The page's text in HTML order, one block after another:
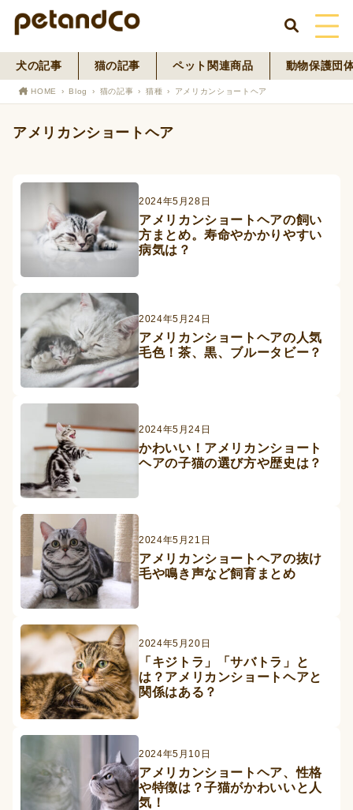
HOME
About Us
Blog
ペットフード事業
犬の記事 猫の記事 ペット関連商品 動物保護団
HOME Blog 猫の記事 猫種 アメリカンショートヘア
アメリカンショートヘア
2024年5月28日
アメリカンショートヘアの飼い
方まとめ。寿命やかかりやすい
病気は？
2024年5月24日
アメリカンショートヘアの人気
毛色！茶、黒、ブルータビー？
2024年5月24日
かわいい！アメリカンショート
ヘアの子猫の選び方や歴史は？
2024年5月21日
アメリカンショートヘアの抜け
毛や鳴き声など飼育まとめ
2024年5月20日
「キジトラ」「サバトラ」と
は？アメリカンショートヘアと
関係はある？
2024年5月10日
アメリカンショートヘア、性格
や特徴は？子猫がかわいいと人
気！